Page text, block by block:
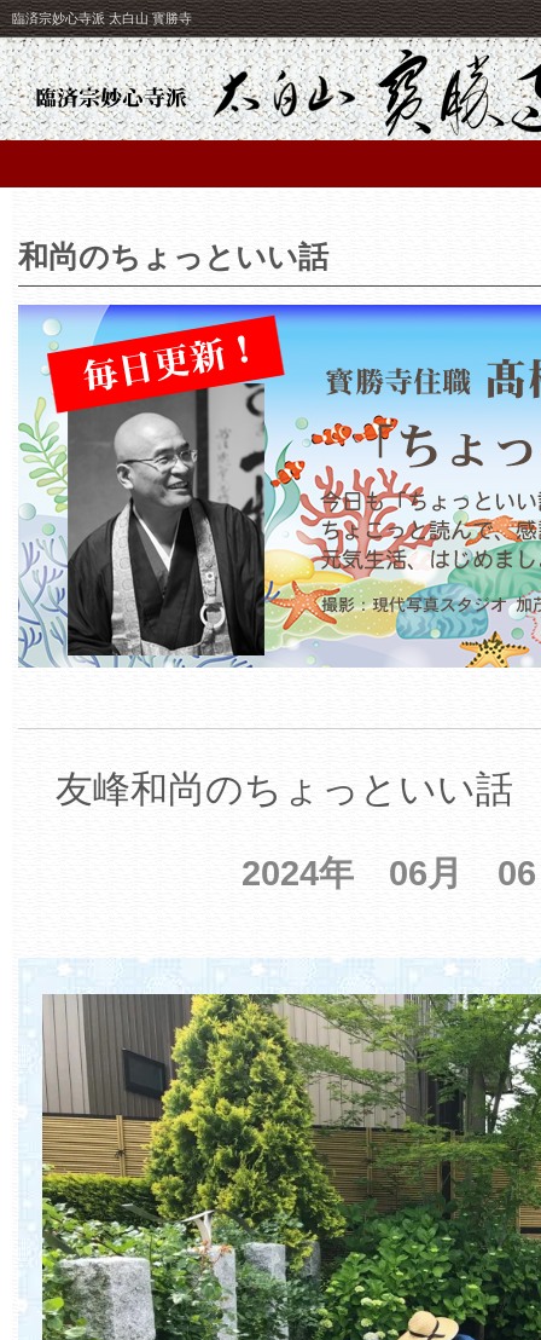
臨済宗妙心寺派 太白山 寳勝寺
和尚のちょっといい話
友峰和尚のちょっといい話
2024年 06月